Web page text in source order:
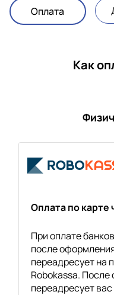
Оплата
Как
Оплата по карте
При оплате
после
переадресует на
Robokassa. После
переадресует